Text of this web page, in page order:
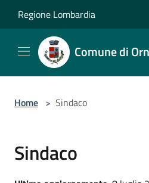
Regione Lombardia
Comune di
Home > Sindaco
Sindaco